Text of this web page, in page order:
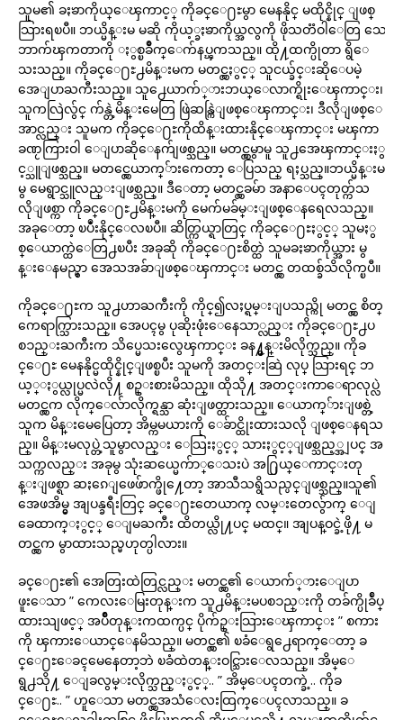
သူမ၏ ခႏၶာကိုယ္ေၾကာင့္ ကိုခင္ေ႐ႊမွာ မေနနိုင္ မထိုင္နိုင္ ျဖစ္
သြားရၿပီ။ ဘယ္မိန္းမ မဆို ကိုယ့္ခႏၶာကိုယ္အလွကို ဖိုသတၱဝါေတြ သေ
ဘာက်ၾကတာကို ႏွစ္ၿခိဳက္ေက်နပ္ၾကသည္။ ထို႔ထက္ပိုတာ ရွိေ
သးသည္။ ကိုခင္ေ႐ႊ႕မိန္းမက မတင္လွႏွင့္ သူငယ္ခ်င္းဆိုေပမဲ့
အေျပာႀကီးသည္။ သူ႕ေယာက်္ားဘယ္ေလာက္ရိုးေၾကာင္း၊
သူကလြဲလွ်င္ က်န္တဲ့မိန္းမေတြ ဖြဲဆန္ကြဲျဖစ္ေၾကာင္း၊ ဒီလိုျဖစ္ေ
အာင္လည္း သူမက ကိုခင္ေ႐ႊကိုထိန္းထားနိုင္ေၾကာင္း မၾကာ
ခဏႂကြားဝါ ေျပာဆိုေနက်ျဖစ္သည္။ မတင္လွမွာမူ သူ႕အေၾကာင္းႏွ
င့္သူျဖစ္သည္။ မတင္လွေယာက္်ားကေတာ့ ေပြသည္ ရႈပ္သည္။ဘယ္မိန္းမ
မွ မေရွာင္သူလည္းျဖစ္သည္။ ဒီေတာ့ မတင္လွခမ်ာ အနာေပၚတုတ္က်သ
လိုျဖစ္ကာ ကိုခင္ေ႐ႊ႕မိန္းမကို မေက်မခ်မ္းျဖစ္ေနရေလသည္။
အခုေတာ့ ၿပဳံးနိုင္ေလၿပီ။ ဆိတ္ကြယ္ရာတြင္ ကိုခင္ေ႐ႊႏွင့္ သူမႏွ
စ္ေယာက္ထဲေတြ႕ၿပီး အခုဆို ကိုခင္ေ႐ႊစိတ္ထဲ သူမခႏၶာကိုယ္အား မွ
န္းေနမည္မွာ အေသအခ်ာျဖစ္ေၾကာင္း မတင္လွ တထစ္ခ်သိလိုက္ၿပီ။
ကိုခင္ေ႐ႊက သူ႕ဟာႀကီးကို ကိုင္၍လႈပ္ရမ္းျပသည္ကို မတင္လွ စိတ္
ကေရာက္သြားသည္။ အေပၚမွ ပုဆိုးဖုံးေနေသာ္လည္း ကိုခင္ေ႐ႊ႕ပ
စၥည္းႀကီးက သိပ္မေသးလွေၾကာင္း ခန႔္မွန္းမိလိုက္သည္။ ကိုခ
င္ေ႐ႊ မေနနိုင္မထိုင္နိုင္ျဖစ္ၿပီး သူမကို အတင္းဆြဲ လုပ္ သြားရင္ ဘ
ယ့္ႏွယ္လုပ္မလဲလို႔ စဥ္းစားမိသည္။ ထိုသို႔ အတင္းကာေရာလုပ္လဲ
မတင္လွက လိုက္ေလ်ာလိုက္ရန္သာ ဆုံးျဖတ္ထားသည္။ ေယာက္်ားျဖစ္တဲ့
သူက မိန္းမေပြေတာ့ အိမ္ကမယားကို ေခ်ာင္ထိုးထားသလို ျဖစ္ေနရသ
ည္။ မိန္းမလုပ္တဲ့သူမွာလည္း ေသြးႏွင့္ သားႏွင့္ျဖစ္သည့္အျပင္ အ
သက္ကလည္း အခုမွ သုံးဆယ္မေက်ာ္ေသးပဲ အ႐ြယ္ေကာင္းတု
န္းျဖစ္ရာ ဆႏၵေျဖေဖ်ာက္ဖို႔ေတာ့ အာသီသရွိသည္ပင္ျဖစ္သည္။သူ၏
အေဖအိမ္မွ အျပန္ခရီးတြင္ ခင္ေ႐ႊတေယာက္ လမ္းတေလွ်ာက္ ေျ
ခေထာက္ႏွင့္ ေျမႀကီး ထိတယ္လို႔ပင္ မထင္။ အျပန္ဝင္ခဲ့ဖို႔ မ
တင္လွက မွာထားသည္မဟုတ္ပါလား။
ခင္ေ႐ႊ၏ အေတြးထဲတြင္လည္း မတင္လွ၏ ေယာက်္ားေျပာ
ဖူးေသာ ” ကေလးေမြးတုန္းက သူ႕မိန္းမပစၥည္းကို တခ်က္ပိုခ်ဳပ္
ထားသျဖင့္ အပ်ိဳတုန္းကထက္ပင္ ပိုက်ဥ္းသြားေၾကာင္း ” စကား
ကို ၾကားေယာင္ေနမိသည္။ မတင္လွ၏ ၿခံေရွ႕ေရာက္ေတာ့ ခ
င္ေ႐ႊေခၚမေနေတာ့ဘဲ ၿခံထဲတန္းဝင္သြားေလသည္။ အိမ္ေ
ရွ႕သို႔ ေျခလွမ္းလိုက္သည္ႏွင့္.. ” အိမ္ေပၚတက္ခဲ့.. ကိုခ
င္ေ႐ႊ.. ” ဟူေသာ မတင္လွအသံေလးထြက္ေပၚလာသည္။ ခ